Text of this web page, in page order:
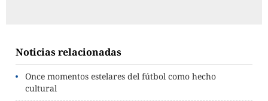
Noticias relacionadas
Once momentos estelares del fútbol como hecho
cultural